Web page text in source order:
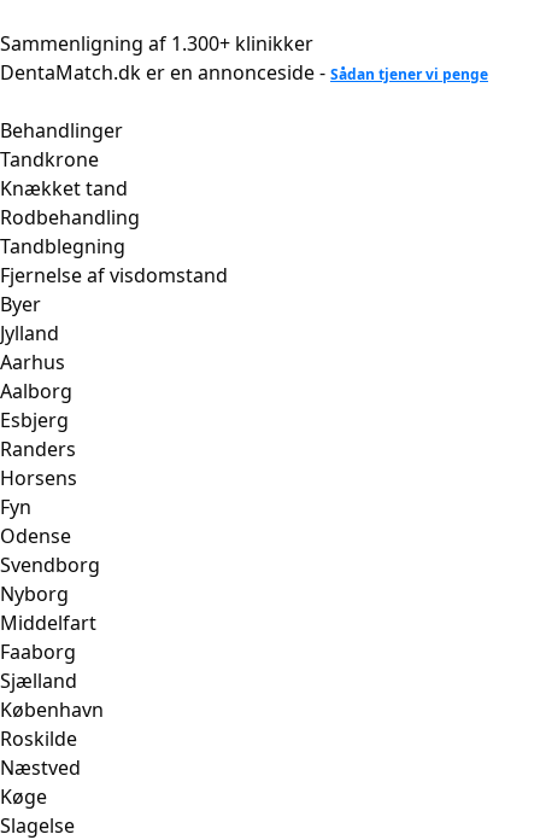
til
indhold
Sammenligning af 1.300+ klinikker
DentaMatch.dk er en annonceside - Sådan tjener vi penge
Behandlinger
Tandkrone
Knækket tand
Rodbehandling
Tandblegning
Fjernelse af visdomstand
Byer
Jylland
Aarhus
Aalborg
Esbjerg
Randers
Horsens
Fyn
Odense
Svendborg
Nyborg
Middelfart
Faaborg
Sjælland
København
Roskilde
Næstved
Køge
Slagelse